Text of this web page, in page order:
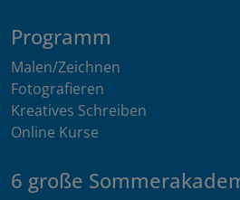
Programm
Malen/Zeichnen
Fotografieren
Kreatives Schreiben
Online Kurse
6 große